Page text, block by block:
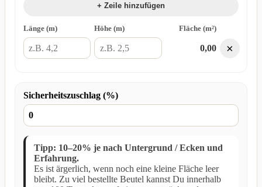
+ Zeile hinzufügen
Länge (m) Höhe (m) Fläche (m²)
0,00 ×
Sicherheitszuschlag (%)
Tipp: 10–20% je nach Untergrund / Ecken und
Erfahrung.
Es ist ärgerlich, wenn noch eine kleine Fläche leer
bleibt. Zu viel bestellte Beutel kannst Du innerhalb